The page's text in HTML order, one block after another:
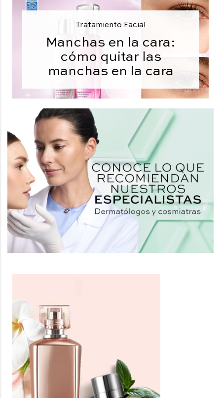
Tratamiento Facial
Manchas en la cara:
cómo quitar las
manchas en la cara